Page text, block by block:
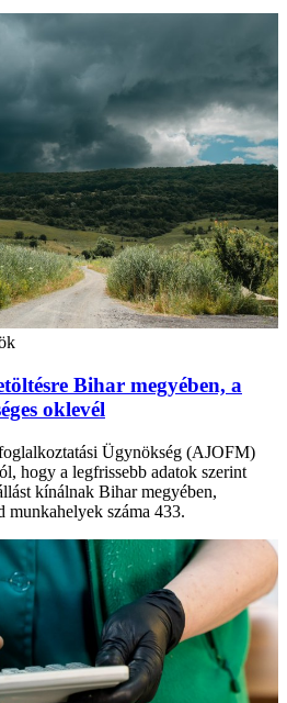
Bihar megyében, a
oklevél
Ügynökség (AJOFM)
hogy a legfrissebb adatok szerint
kínálnak Bihar megyében,
munkahelyek száma 433.